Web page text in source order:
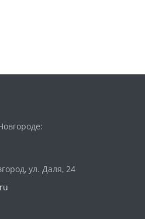
ул. Даля, 24